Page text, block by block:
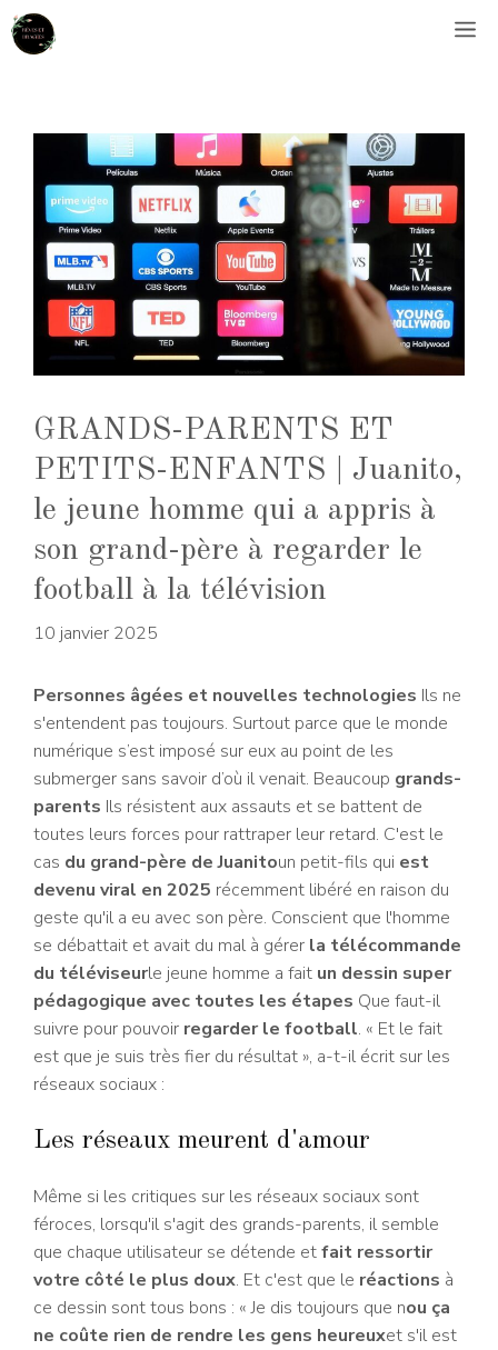
Aller
au
GRANDS-PARENTS ET
PETITS-ENFANTS | Juanito,
le jeune homme qui a appris à
son grand-père à regarder le
football à la télévision
10 janvier 2025
Personnes âgées et nouvelles technologies Ils ne
s'entendent pas toujours. Surtout parce que le monde
numérique s’est imposé sur eux au point de les
submerger sans savoir d’où il venait. Beaucoup grands-
parents Ils résistent aux assauts et se battent de
toutes leurs forces pour rattraper leur retard. C'est le
cas du grand-père de Juanitoun petit-fils qui est
devenu viral en 2025 récemment libéré en raison du
geste qu'il a eu avec son père. Conscient que l'homme
se débattait et avait du mal à gérer la télécommande
du téléviseurle jeune homme a fait un dessin super
pédagogique avec toutes les étapes Que faut-il
suivre pour pouvoir regarder le football. « Et le fait
est que je suis très fier du résultat », a-t-il écrit sur les
réseaux sociaux :
Les réseaux meurent d'amour
Même si les critiques sur les réseaux sociaux sont
féroces, lorsqu'il s'agit des grands-parents, il semble
que chaque utilisateur se détende etfait ressortir
votre côté le plus doux. Et c'est que le réactions à
ce dessin sont tous bons : « Je dis toujours que nou ça
ne coûte rien de rendre les gens heureuxet s'il est